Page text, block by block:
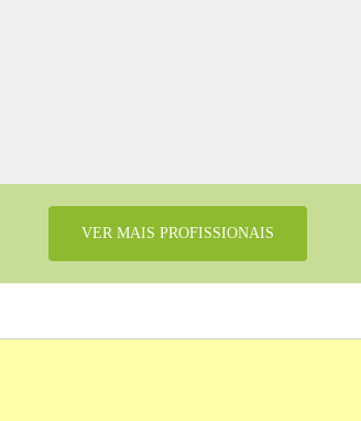
VER MAIS PROFISSIONAIS